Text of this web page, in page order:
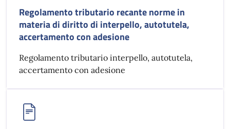
Regolamento tributario recante norme in
materia di diritto di interpello, autotutela,
accertamento con adesione
Regolamento tributario interpello, autotutela,
accertamento con adesione